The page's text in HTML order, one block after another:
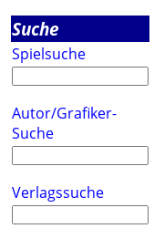
Suche
Spielsuche
Autor/Grafiker-
Suche
Verlagssuche